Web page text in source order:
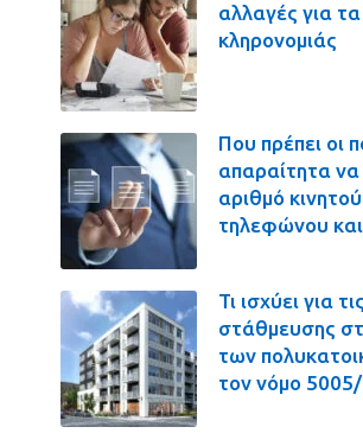
αλλαγές για
κληρονομιάς
Που πρέπει οι
απαραίτητα
αριθμό κινητού
τηλεφώνου
Τι ισχύει για
στάθμευσης
των
τον νόμο